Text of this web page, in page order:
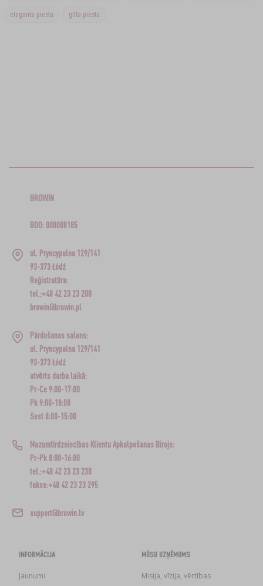
eleganta piesta glīta piesta
BROWIN
BDO: 000008185
ul. Pryncypalna 129/141
93-373 Łódź
Reģistratūra:
tel.:+48 42 23 23 200
browin@browin.pl
Pārdošanas salons:
ul. Pryncypalna 129/141
93-373 Łódź
atvērts darba laikā:
Pr-Ce 9:00-17:00
Pk 9:00-18:00
Sest 8:00-15:00
Mazumtirdzniecības Klientu Apkalpošanas Birojs:
Pr-Pk 8:00-16:00
tel.:+48 42 23 23 230
fakss:+48 42 23 23 295
support@browin.lv
INFORMĀCIJA
Jaunumi
MŪSU UZŅĒMUMS
Misija, vīzija, vērtības